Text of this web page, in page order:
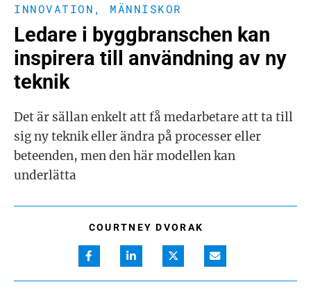
INNOVATION , MÄNNISKOR
Ledare i byggbranschen kan
inspirera till användning av ny
teknik
Det är sällan enkelt att få medarbetare att ta till
sig ny teknik eller ändra på processer eller
beteenden, men den här modellen kan
underlätta
COURTNEY DVORAK